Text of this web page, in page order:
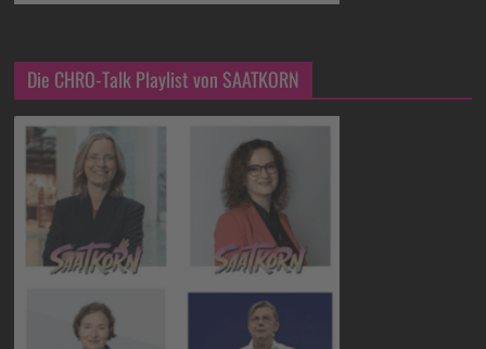
Die CHRO-Talk Playlist von SAATKORN